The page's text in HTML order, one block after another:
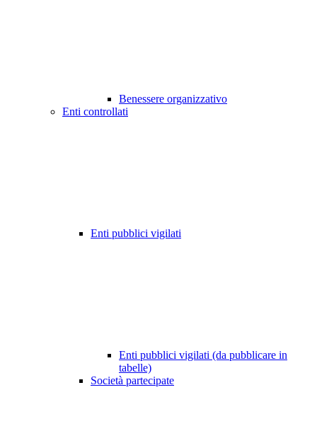
Benessere organizzativo
Enti controllati
Enti pubblici vigilati
Enti pubblici vigilati (da pubblicare in
tabelle)
Società partecipate